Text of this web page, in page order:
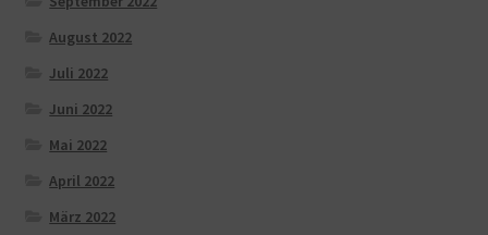
August 2022
Juli 2022
Juni 2022
Mai 2022
April 2022
März 2022